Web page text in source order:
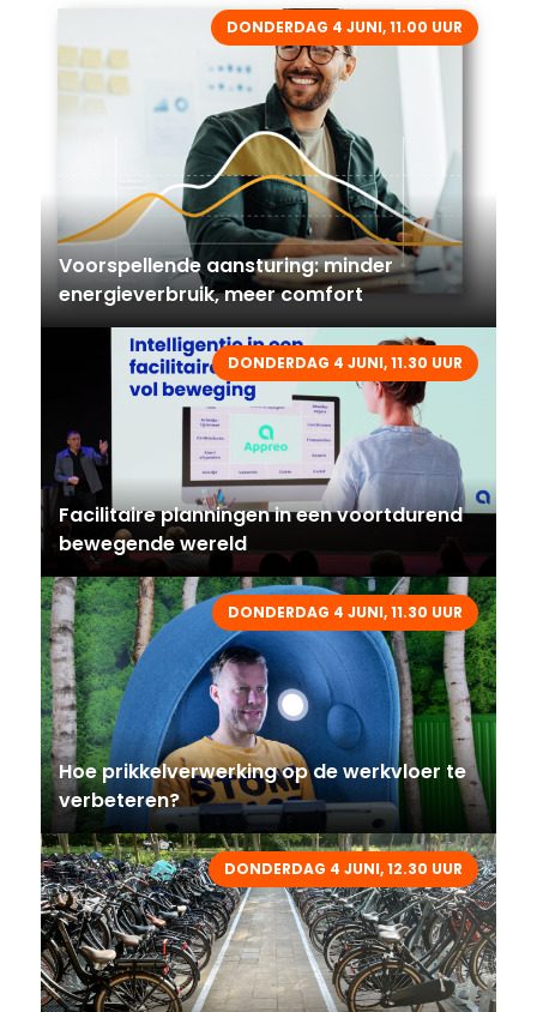
DONDERDAG 4 JUNI, 11.00 UUR
Voorspellende aansturing: minder
energieverbruik, meer comfort
DONDERDAG 4 JUNI, 11.30 UUR
Facilitaire planningen in een voortdurend
bewegende wereld
DONDERDAG 4 JUNI, 11.30 UUR
Hoe prikkelverwerking op de werkvloer te
verbeteren?
DONDERDAG 4 JUNI, 12.30 UUR